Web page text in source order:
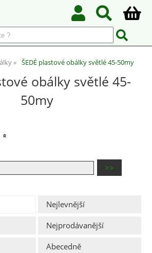
ŠEDÉ plastové obálky světlé 45-50my
obálky světlé 45-
50my
Nejlevnější
Nejprodávanější
Abecedně